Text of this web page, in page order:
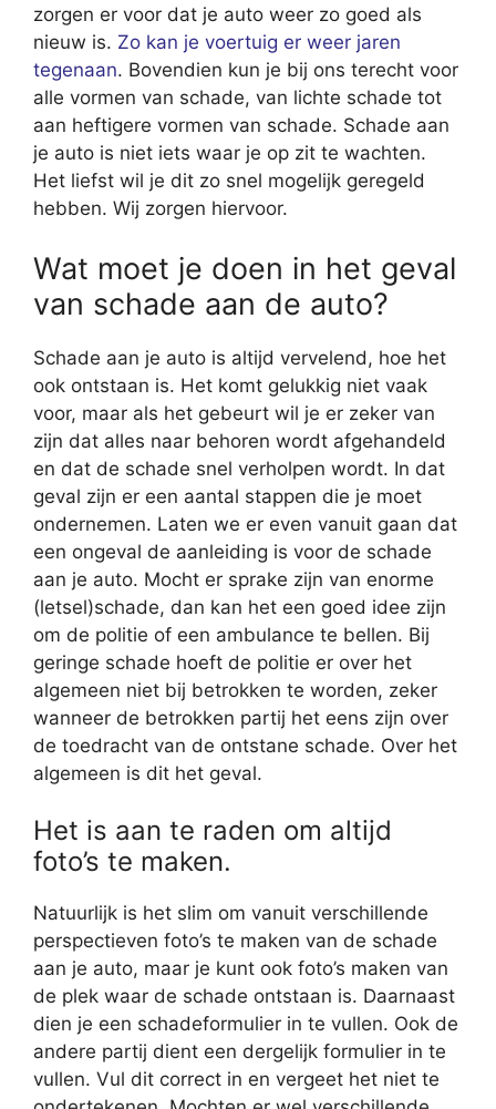
zorgen er voor dat je auto weer zo goed als
nieuw is. Zo kan je voertuig er weer jaren
tegenaan. Bovendien kun je bij ons terecht voor
alle vormen van schade, van lichte schade tot
aan heftigere vormen van schade. Schade aan
je auto is niet iets waar je op zit te wachten.
Het liefst wil je dit zo snel mogelijk geregeld
hebben. Wij zorgen hiervoor.
Wat moet je doen in het geval
van schade aan de auto?
Schade aan je auto is altijd vervelend, hoe het
ook ontstaan is. Het komt gelukkig niet vaak
voor, maar als het gebeurt wil je er zeker van
zijn dat alles naar behoren wordt afgehandeld
en dat de schade snel verholpen wordt. In dat
geval zijn er een aantal stappen die je moet
ondernemen. Laten we er even vanuit gaan dat
een ongeval de aanleiding is voor de schade
aan je auto. Mocht er sprake zijn van enorme
(letsel)schade, dan kan het een goed idee zijn
om de politie of een ambulance te bellen. Bij
geringe schade hoeft de politie er over het
algemeen niet bij betrokken te worden, zeker
wanneer de betrokken partij het eens zijn over
de toedracht van de ontstane schade. Over het
algemeen is dit het geval.
Het is aan te raden om altijd
foto’s te maken.
Natuurlijk is het slim om vanuit verschillende
perspectieven foto’s te maken van de schade
aan je auto, maar je kunt ook foto’s maken van
de plek waar de schade ontstaan is. Daarnaast
dien je een schadeformulier in te vullen. Ook de
andere partij dient een dergelijk formulier in te
vullen. Vul dit correct in en vergeet het niet te